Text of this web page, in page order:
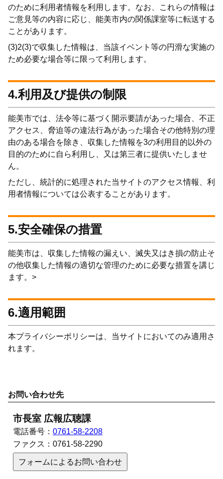
のために利用者情報を利用します。なお、これらの情報は
ご意見等の内容に応じ、能美市内の関係課室等に転送する
ことがあります。
(3)2(3)で収集した情報は、当該イベント等の円滑な実施の
ため必要な場合等に限って利用します。
4.利用及び提供の制限
能美市では、法令等に基づく開示要請があった場合、不正
アクセス、脅迫等の違法行為があった場合その他特別の理
由のある場合を除き、収集した情報を3の利用目的以外の
目的のために自ら利用し、又は第三者に提供いたしませ
ん。
ただし、統計的に処理された当サイトのアクセス情報、利
用者情報については公表することがあります。
5.安全確保の措置
能美市は、収集した情報の漏えい、滅失又はき損の防止そ
の他収集した情報の適切な管理のために必要な措置を講じ
ます。>
6.適用範囲
本プライバシーポリシーは、当サイトにおいてのみ適用さ
れます。
お問い合わせ先
市長室 広報広聴課
電話番号： 0761-58-2208
ファクス： 0761-58-2290
フォームによるお問い合わせ